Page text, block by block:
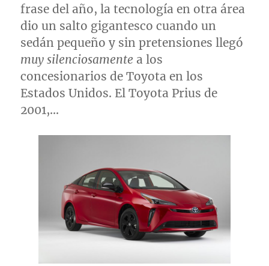
frase del año, la tecnología en otra área
dio un salto gigantesco cuando un
sedán pequeño y sin pretensiones llegó
muy silenciosamente a los
concesionarios de Toyota en los
Estados Unidos. El Toyota Prius de
2001,…